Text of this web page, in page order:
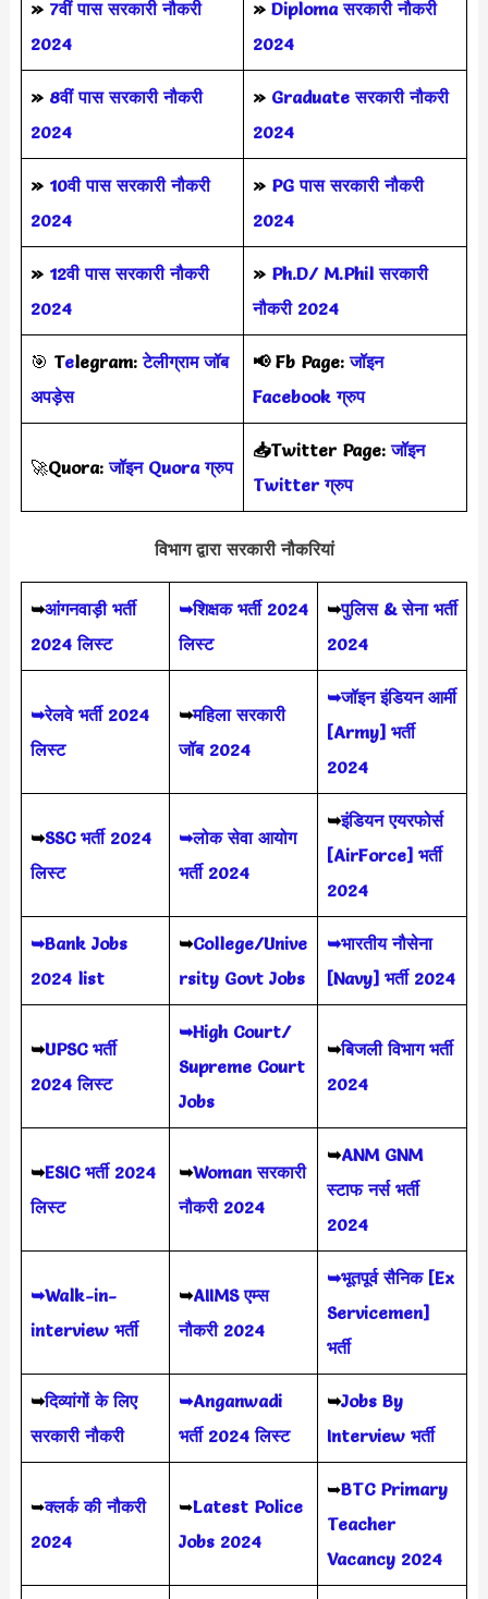
» 7वीं पास सरकारी नौकरी
2024
» Diploma सरकारी नौकरी
2024
» 8वीं पास सरकारी नौकरी
2024
» Graduate सरकारी नौकरी
2024
» 10वी पास सरकारी नौकरी
2024
» PG पास सरकारी नौकरी
2024
» 12वी पास सरकारी नौकरी
2024
» Ph.D/ M.Phil सरकारी
नौकरी 2024
🎯 Telegram: टेलीग्राम जॉब
अपड़ेस
📢 Fb Page:जॉइन
Facebook ग्रुप
🚀Quora:जॉइन Quora ग्रुप
📥Twitter Page:जॉइन
Twitter ग्रुप
विभाग द्वारा सरकारी नौकरियां
➥आंगनवाड़ी भर्ती
2024 लिस्ट
➥शिक्षक भर्ती 2024
लिस्ट
➥पुलिस & सेना भर्ती
2024
➥रेलवे भर्ती 2024
लिस्ट
➥महिला सरकारी
जॉब 2024
➥जॉइन इंडियन आर्मी
[Army] भर्ती
2024
➥SSC भर्ती 2024
लिस्ट
➥लोक सेवा आयोग
भर्ती 2024
➥इंडियन एयरफोर्स
[AirForce] भर्ती
2024
➥Bank Jobs
2024 list
➥College/Unive
rsity Govt Jobs
➥भारतीय नौसेना
[Navy] भर्ती 2024
➥UPSC भर्ती
2024 लिस्ट
➥High Court/
Supreme Court
Jobs
➥बिजली विभाग भर्ती
2024
➥ESIC भर्ती 2024
लिस्ट
➥Woman सरकारी
नौकरी 2024
➥ANM GNM
स्टाफ नर्स भर्ती
2024
➥Walk-in-
interview भर्ती
➥AIIMS एम्स
नौकरी 2024
➥भूतपूर्व सैनिक [Ex
Servicemen]
भर्ती
➥दिव्यांगों के लिए
सरकारी नौकरी
➥Anganwadi
भर्ती 2024 लिस्ट
➥Jobs By
Interview भर्ती
➥क्लर्क की नौकरी
2024
➥Latest Police
Jobs 2024
➥BTC Primary
Teacher
Vacancy 2024